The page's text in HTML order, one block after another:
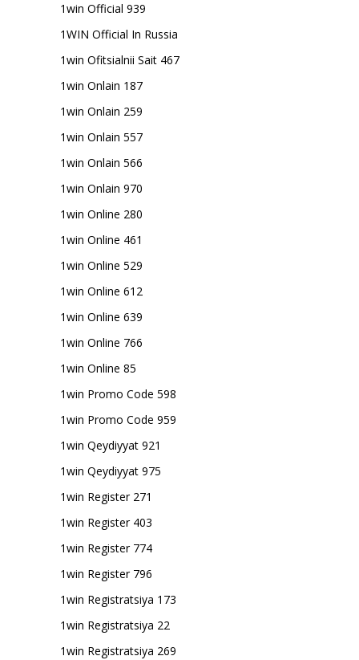
1win Official 939
1WIN Official In Russia
1win Ofitsialnii Sait 467
1win Onlain 187
1win Onlain 259
1win Onlain 557
1win Onlain 566
1win Onlain 970
1win Online 280
1win Online 461
1win Online 529
1win Online 612
1win Online 639
1win Online 766
1win Online 85
1win Promo Code 598
1win Promo Code 959
1win Qeydiyyat 921
1win Qeydiyyat 975
1win Register 271
1win Register 403
1win Register 774
1win Register 796
1win Registratsiya 173
1win Registratsiya 22
1win Registratsiya 269